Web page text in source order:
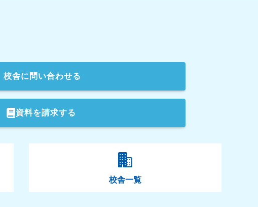
校舎に問い合わせる
資料を請求する
校舎一覧